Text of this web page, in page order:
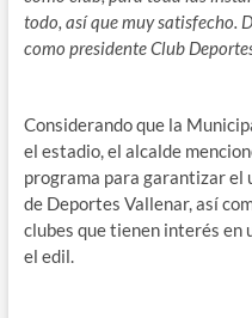
todo, así que muy satisfecho.
como presidente Club
Considerando que la
el estadio, el alcalde
programa para garantizar el
de Deportes Vallenar, así
clubes que tienen interés en
el edil.